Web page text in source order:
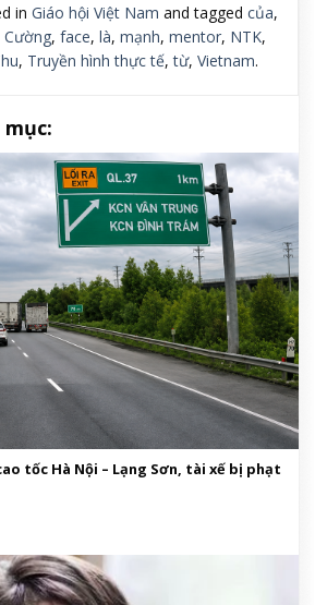
in Giáo hội Việt Nam and tagged của,
, face, là, mạnh, mentor, NTK,
, Truyền hình thực tế,từ, Vietnam.
mục:
tốc Hà Nội – Lạng Sơn, tài xế bị phạt